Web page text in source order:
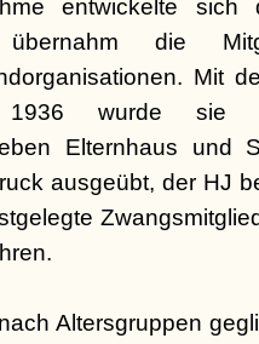
entwickelte
übernahm die
Mit
wurde sie
Elternhaus und
ausgeübt, der HJ
Altersgruppen